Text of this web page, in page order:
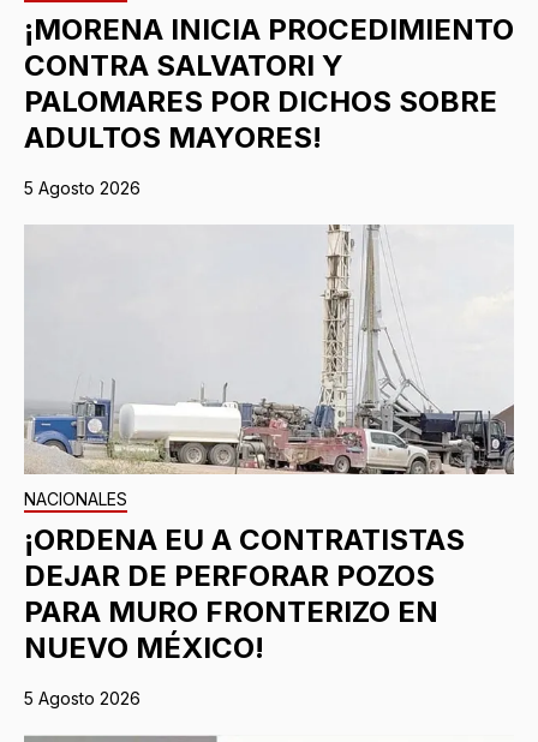
¡MORENA INICIA PROCEDIMIENTO
CONTRA SALVATORI Y
PALOMARES POR DICHOS SOBRE
ADULTOS MAYORES!
5 Agosto 2026
NACIONALES
¡ORDENA EU A CONTRATISTAS
DEJAR DE PERFORAR POZOS
PARA MURO FRONTERIZO EN
NUEVO MÉXICO!
5 Agosto 2026